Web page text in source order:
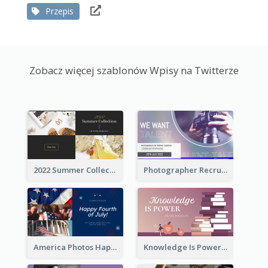
Przepis
Zobacz więcej szablonów Wpisy na Twitterze
2022 Summer Collection Discount Twitter Post Photographer Recruit Twitter Post
America Photos Happy 4th Of July Twitter Post Knowledge Is Power Quote Twitter Post